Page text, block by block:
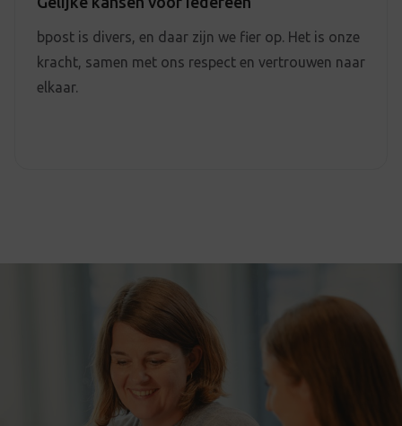
bpost is divers, en daar zijn we fier op. Het is onze
kracht, samen met ons respect en vertrouwen naar
elkaar.